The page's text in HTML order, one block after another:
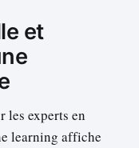
et
les experts en
learning affiche